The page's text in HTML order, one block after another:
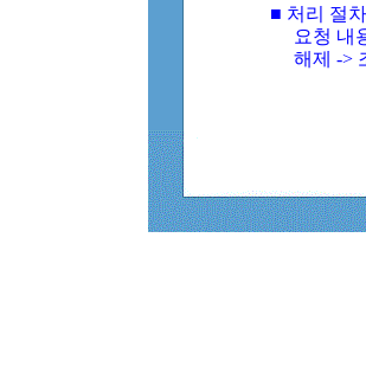
■ 처리 절차
요청 내
해제 ->